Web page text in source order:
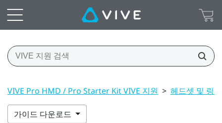
VIVE Pro HMD / Pro Starter Kit VIVE 지원 > 헤드셋 및 링
가이드 다운로드